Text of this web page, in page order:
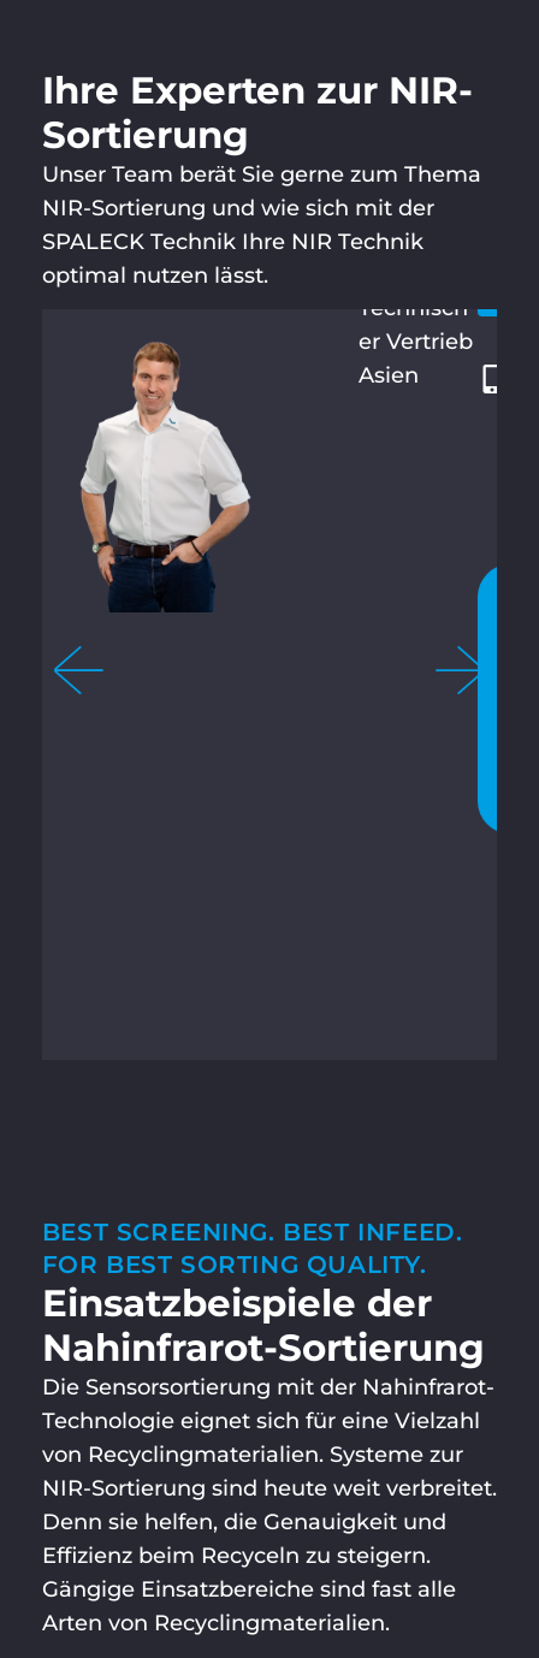
Ihre Experten zur NIR-
Sortierung
Unser Team berät Sie gerne zum Thema
NIR-Sortierung und wie sich mit der
SPALECK Technik Ihre NIR Technik
optimal nutzen lässt.
HERMAN
N
Technisch
er Vertrieb
Asien
BEST SCREENING. BEST INFEED.
FOR BEST SORTING QUALITY.
Einsatzbeispiele der
Nahinfrarot-Sortierung
Die Sensorsortierung mit der Nahinfrarot-
Technologie eignet sich für eine Vielzahl
von Recyclingmaterialien. Systeme zur
NIR-Sortierung sind heute weit verbreitet.
Denn sie helfen, die Genauigkeit und
Effizienz beim Recyceln zu steigern.
Gängige Einsatzbereiche sind fast alle
Arten von Recyclingmaterialien.